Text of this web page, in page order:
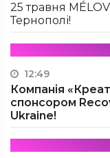
25 травня
Тернополі!
12:49
Компанія
спонсором
Ukraine!